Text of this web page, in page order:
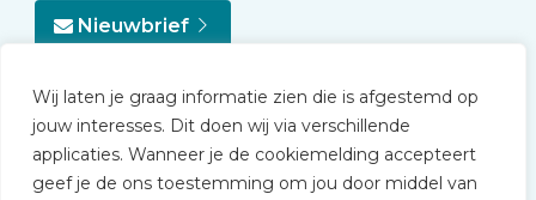
Wij laten je graag informatie zien die is afgestemd op
jouw interesses. Dit doen wij via verschillende
applicaties. Wanneer je de cookiemelding accepteert
geef je de ons toestemming om jou door middel van
Nieuwbrief
© 2026 NVD